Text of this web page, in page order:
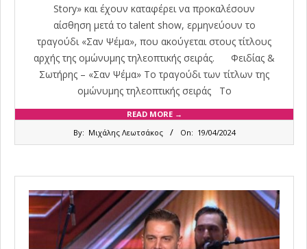
Story» και έχουν καταφέρει να προκαλέσουν
αίσθηση μετά το talent show, ερμηνεύουν το
τραγούδι «Σαν Ψέμα», που ακούγεται στους τίτλους
αρχής της ομώνυμης τηλεοπτικής σειράς. Φειδίας &
Σωτήρης – «Σαν Ψέμα» Το τραγούδι των τίτλων της
ομώνυμης τηλεοπτικής σειράς Το
READ MORE →
By: Μιχάλης Λεωτσάκος On: 19/04/2024